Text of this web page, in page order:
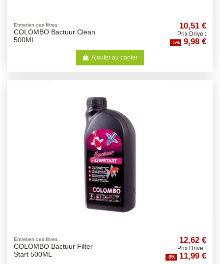
Entretien des filtres
COLOMBO Bactuur Clean
500ML
10,51 €
Prix Drive :
-5% 9,98 €
Ajouter au panier
Entretien des filtres
COLOMBO Bactuur Filter
Start 500ML
12,62 €
Prix Drive :
-5% 11,99 €